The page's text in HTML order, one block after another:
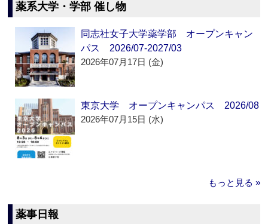
薬系大学・学部 催し物
同志社女子大学薬学部 オープンキャン
パス 2026/07-2027/03
2026年07月17日 (金)
東京大学 オープンキャンパス 2026/08
2026年07月15日 (水)
もっと見る »
薬事日報